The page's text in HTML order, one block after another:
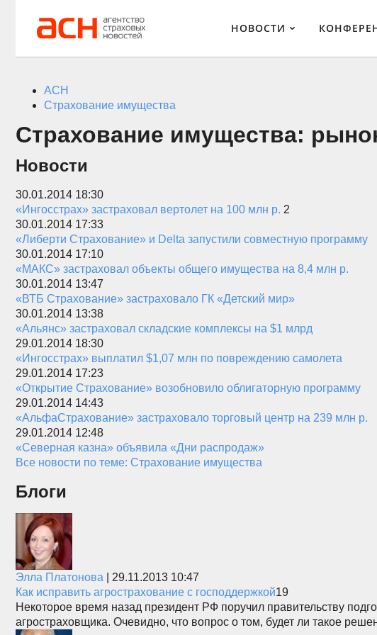
НОВОСТИ
АСН
Страхование имущества
Страхование имущества:
Новости
30.01.2014 18:30
«Ингосстрах» застраховал вертолет на 100 млн р. 2
30.01.2014 17:33
«Либерти Страхование» и Delta запустили совместную программу
30.01.2014 17:10
«МАКС» застраховал объекты общего имущества на 8,4 млн р.
30.01.2014 13:47
«ВТБ Страхование» застраховало ГК «Детский мир»
30.01.2014 13:38
«Альянс» застраховал складские комплексы на $1 млрд
29.01.2014 18:30
«Ингосстрах» выплатил $1,07 млн по повреждению самолета
29.01.2014 17:23
«Открытие Страхование» возобновило облигаторную программу
29.01.2014 14:43
«АльфаСтрахование» застраховало торговый центр на 239 млн р.
29.01.2014 12:48
«Северная казна» объявила «Дни распродаж»
Все новости по теме: Страхование имущества
Блоги
Элла Платонова
29.11.2013 10:47
Как исправить агрострахование с господдержкой19
Некоторое время назад президент РФ поручил правительству
агростраховщика. Очевидно, что вопрос о том, будет ли такое